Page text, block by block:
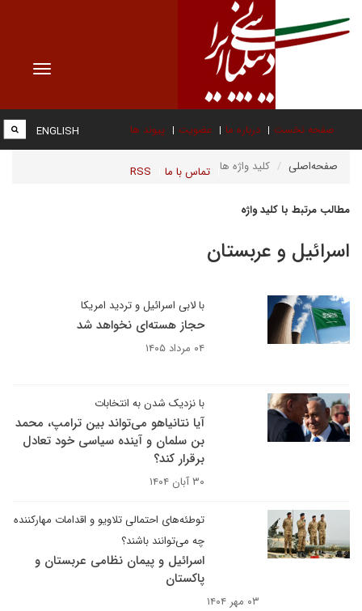
Toggle
صفحه نخست درباره ما عضویت پیوند ها
تماس با ما RSS
ENGLISH
صفحه‌اصلی کلید واژه ها
مطالب مرتبط با کلید واژه
اسرائیل و عربستان
با لابی اسرائیل و تردید امریکا
حجاز هسته‌ای نخواهد شد
۰۴ مرداد ۱۴۰۵
با نزدیک شدن به انتخابات
آیا نتانیاهو می‌تواند بین ترامپ، محمد
بن سلمان و آینده سیاسی خود تعادل
برقرار کند؟
۳۰ آبان ۱۴۰۴
توطئه‌‌های احتمالی تلاویو و اقدامات مهارکننده
چه می‌توانند باشند؟
اسرائیل و پیمان نظامی عربستان و
پاکستان
۰۳ مهر ۱۴۰۴